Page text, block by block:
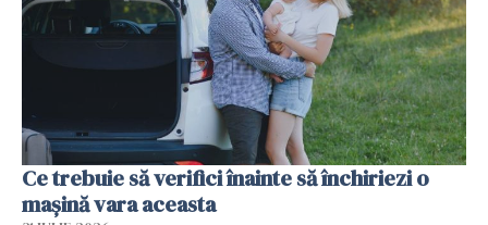
Ce trebuie să verifici înainte să închiriezi o
mașină vara aceasta